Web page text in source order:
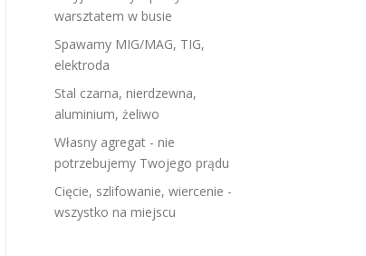
warsztatem w busie
Spawamy MIG/MAG, TIG,
elektroda
Stal czarna, nierdzewna,
aluminium, żeliwo
Własny agregat - nie
potrzebujemy Twojego prądu
Cięcie, szlifowanie, wiercenie -
wszystko na miejscu